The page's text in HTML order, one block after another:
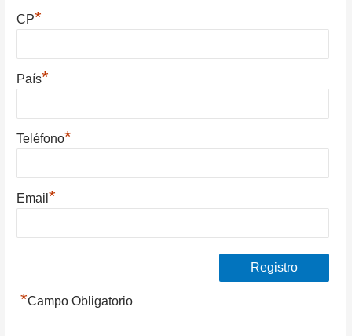
CP*
País*
Teléfono*
Email*
*Campo Obligatorio